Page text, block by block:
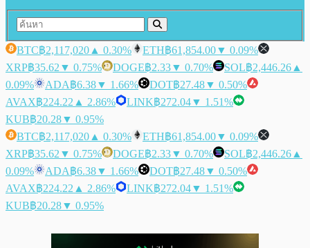
BTC฿2,117,020 ▲ 0.30% ETH฿61,854.00▼ 0.09%
XRP฿35.62 ▼ 0.75% DOGE฿2.33▼ 0.70% SOL฿2,446.26 ▲
0.09%
ADA฿6.38▼ 1.66% DOT฿27.48▼ 0.50%
AVAX฿224.22 ▲ 2.86% LINK฿272.04▼ 1.51%
KUB฿20.28▼ 0.95%
BTC฿2,117,020 ▲ 0.30% ETH฿61,854.00▼ 0.09%
XRP฿35.62 ▼ 0.75% DOGE฿2.33▼ 0.70% SOL฿2,446.26 ▲
0.09%
ADA฿6.38▼ 1.66% DOT฿27.48▼ 0.50%
AVAX฿224.22 ▲ 2.86% LINK฿272.04▼ 1.51%
KUB฿20.28▼ 0.95%